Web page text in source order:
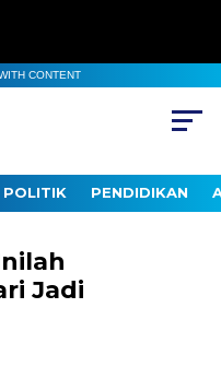
CONTENT
POLITIK PENDIDIKAN
Jadi